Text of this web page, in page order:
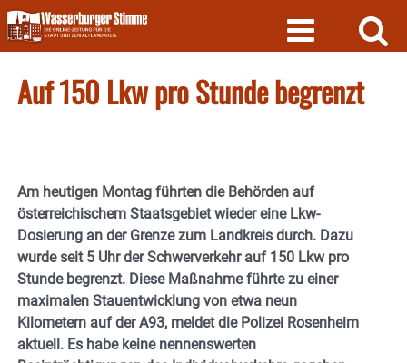
Skip
to
content
Auf 150 Lkw pro Stunde begrenzt
Am heutigen Montag führten die Behörden auf
österreichischem Staatsgebiet wieder eine Lkw-
Dosierung an der Grenze zum Landkreis durch. Dazu
wurde seit 5 Uhr der Schwerverkehr auf 150 Lkw pro
Stunde begrenzt. Diese Maßnahme führte zu einer
maximalen Stauentwicklung von etwa neun
Kilometern auf der A93, meldet die Polizei Rosenheim
aktuell. Es habe keine nennenswerten